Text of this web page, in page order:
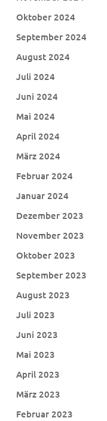
Oktober 2024
September 2024
August 2024
Juli 2024
Juni 2024
Mai 2024
April 2024
März 2024
Februar 2024
Januar 2024
Dezember 2023
November 2023
Oktober 2023
September 2023
August 2023
Juli 2023
Juni 2023
Mai 2023
April 2023
März 2023
Februar 2023